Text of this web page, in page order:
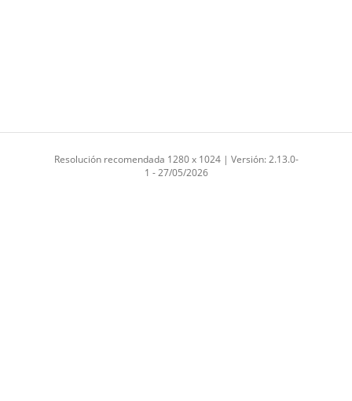
Resolución recomendada 1280 x 1024 | Versión: 2.13.0-
1 - 27/05/2026